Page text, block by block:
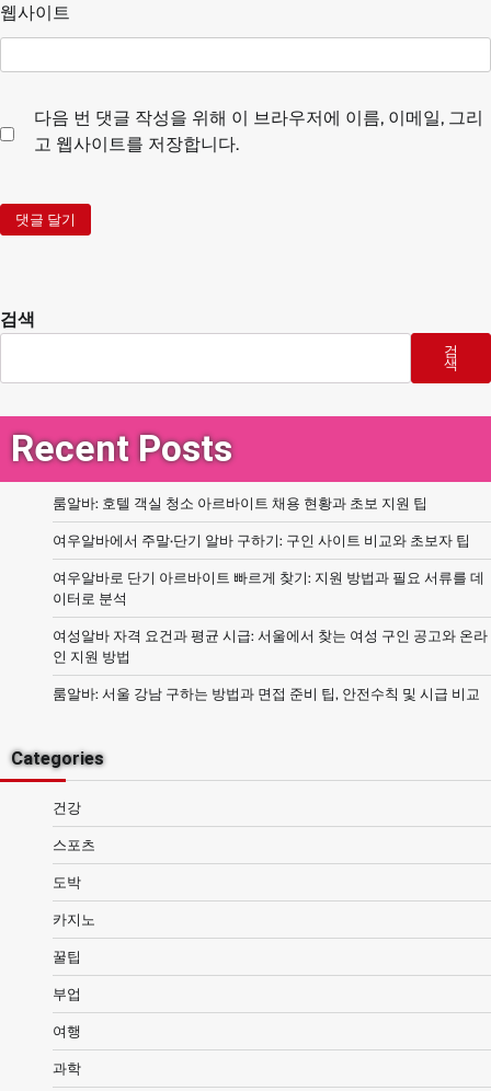
웹사이트
다음 번 댓글 작성을 위해 이 브라우저에 이름, 이메일, 그리
고 웹사이트를 저장합니다.
검색
검
색
Recent Posts
룸알바: 호텔 객실 청소 아르바이트 채용 현황과 초보 지원 팁
여우알바에서 주말·단기 알바 구하기: 구인 사이트 비교와 초보자 팁
여우알바로 단기 아르바이트 빠르게 찾기: 지원 방법과 필요 서류를 데
이터로 분석
여성알바 자격 요건과 평균 시급: 서울에서 찾는 여성 구인 공고와 온라
인 지원 방법
룸알바: 서울 강남 구하는 방법과 면접 준비 팁, 안전수칙 및 시급 비교
Categories
건강
스포츠
도박
카지노
꿀팁
부업
여행
과학